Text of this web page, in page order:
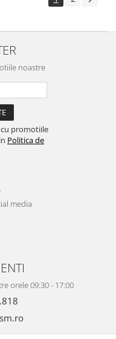
noastre
promotiile
Politica de
media
orele 09:30 - 17:00